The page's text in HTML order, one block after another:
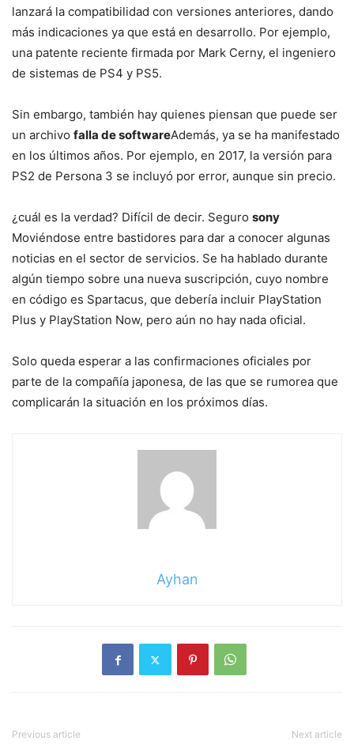
lanzará la compatibilidad con versiones anteriores, dando
más indicaciones ya que está en desarrollo. Por ejemplo,
una patente reciente firmada por Mark Cerny, el ingeniero
de sistemas de PS4 y PS5.
Sin embargo, también hay quienes piensan que puede ser
un archivo falla de softwareAdemás, ya se ha manifestado
en los últimos años. Por ejemplo, en 2017, la versión para
PS2 de Persona 3 se incluyó por error, aunque sin precio.
¿cuál es la verdad? Difícil de decir. Seguro sony
Moviéndose entre bastidores para dar a conocer algunas
noticias en el sector de servicios. Se ha hablado durante
algún tiempo sobre una nueva suscripción, cuyo nombre
en código es Spartacus, que debería incluir PlayStation
Plus y PlayStation Now, pero aún no hay nada oficial.
Solo queda esperar a las confirmaciones oficiales por
parte de la compañía japonesa, de las que se rumorea que
complicarán la situación en los próximos días.
Ayhan
Previous article Next article